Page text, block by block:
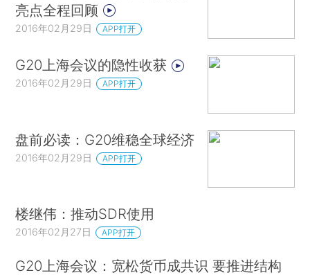
亮点全程回顾
2016年02月29日 APP打开
G20上海会议的隐性收获
2016年02月29日 APP打开
盘前必读：G20维稳全球经济
2016年02月29日 APP打开
楼继伟：推动SDR使用
2016年02月27日 APP打开
G20上海会议：宽松货币成共识 要推进结构